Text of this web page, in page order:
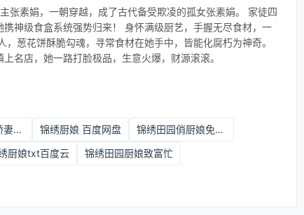
张素娟，一朝穿越，成了古代备受欺凌的孤女张素娟。 家徒四
神级食盒系统强势归来！ 身怀满级厨艺，手握无尽食材，一
葱花饼酥脆勾魂，寻常食材在她手中，皆能化腐朽为神奇。
名店，她一路打脸极品，生意火爆，财源滚滚。
锦绣厨香美味娇妻好旺夫 锦绣厨娘 百度网盘
锦绣田园俏厨娘免费阅读
厨娘txt百度云
锦绣田园厨娘致富忙